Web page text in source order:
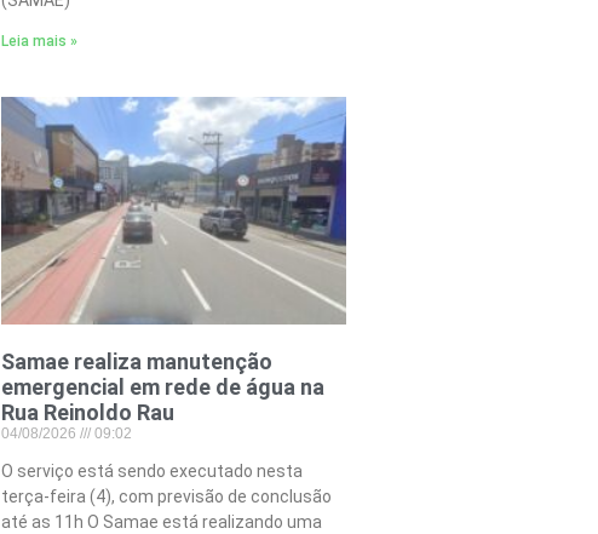
Leia mais »
Samae realiza manutenção
emergencial em rede de água na
Rua Reinoldo Rau
04/08/2026 09:02
O serviço está sendo executado nesta
terça-feira (4), com previsão de conclusão
até as 11h O Samae está realizando uma